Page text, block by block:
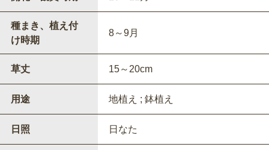
種まき、植え付
け時期
8～9月
草丈 15～20cm
用途 地植え ; 鉢植え
日照 日なた